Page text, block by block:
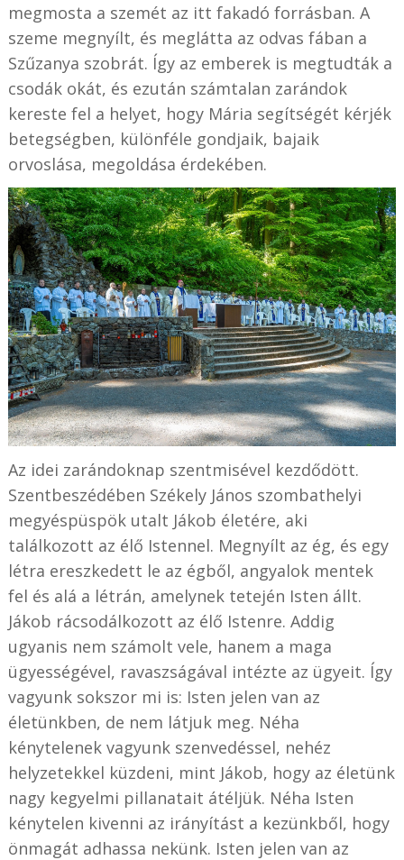
megmosta a szemét az itt fakadó forrásban. A
szeme megnyílt, és meglátta az odvas fában a
Szűzanya szobrát. Így az emberek is megtudták a
csodák okát, és ezután számtalan zarándok
kereste fel a helyet, hogy Mária segítségét kérjék
betegségben, különféle gondjaik, bajaik
orvoslása, megoldása érdekében.
Az idei zarándoknap szentmisével kezdődött.
Szentbeszédében Székely János szombathelyi
megyéspüspök utalt Jákob életére, aki
találkozott az élő Istennel. Megnyílt az ég, és egy
létra ereszkedett le az égből, angyalok mentek
fel és alá a létrán, amelynek tetején Isten állt.
Jákob rácsodálkozott az élő Istenre. Addig
ugyanis nem számolt vele, hanem a maga
ügyességével, ravaszságával intézte az ügyeit. Így
vagyunk sokszor mi is: Isten jelen van az
életünkben, de nem látjuk meg. Néha
kénytelenek vagyunk szenvedéssel, nehéz
helyzetekkel küzdeni, mint Jákob, hogy az életünk
nagy kegyelmi pillanatait átéljük. Néha Isten
kénytelen kivenni az irányítást a kezünkből, hogy
önmagát adhassa nekünk. Isten jelen van az